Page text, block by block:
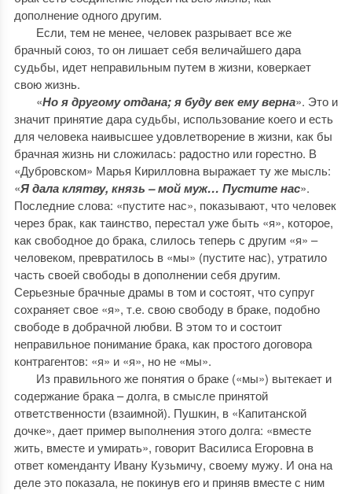
дополнение одного другим.
Если, тем не менее, человек разрывает все же
брачный союз, то он лишает себя величайшего дара
судьбы, идет неправильным путем в жизни, коверкает
свою жизнь.
«Но я другому отдана; я буду век ему верна». Это и
значит принятие дара судьбы, использование коего и есть
для человека наивысшее удовлетворение в жизни, как бы
брачная жизнь ни сложилась: радостно или горестно. В
«Дубровском» Марья Кирилловна выражает ту же мысль:
«Я дала клятву, князь – мой муж… Пустите нас».
Последние слова: «пустите нас», показывают, что человек
через брак, как таинство, перестал уже быть «я», которое,
как свободное до брака, слилось теперь с другим «я» –
человеком, превратилось в «мы» (пустите нас), утратило
часть своей свободы в дополнении себя другим.
Серьезные брачные драмы в том и состоят, что супруг
сохраняет свое «я», т.е. свою свободу в браке, подобно
свободе в добрачной любви. В этом то и состоит
неправильное понимание брака, как простого договора
контрагентов: «я» и «я», но не «мы».
Из правильного же понятия о браке («мы») вытекает и
содержание брака – долга, в смысле принятой
ответственности (взаимной). Пушкин, в «Капитанской
дочке», дает пример выполнения этого долга: «вместе
жить, вместе и умирать», говорит Василиса Егоровна в
ответ коменданту Ивану Кузьмичу, своему мужу. И она на
деле это показала, не покинув его и приняв вместе с ним